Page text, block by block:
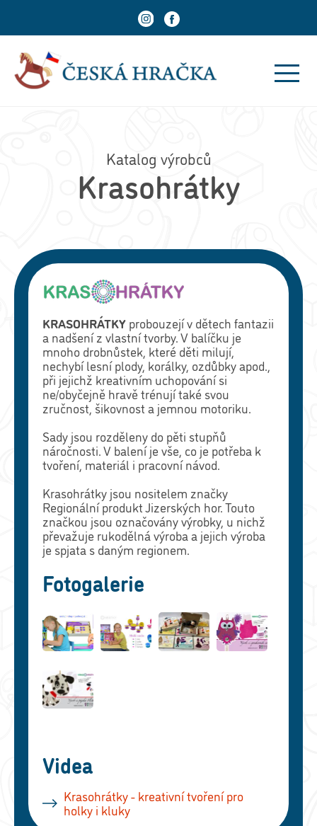
Katalog výrobců
Krasohrátky
KRASOHRÁTKY probouzejí v dětech fantazii
a nadšení z vlastní tvorby. V balíčku je
mnoho drobnůstek, které děti milují,
nechybí lesní plody, korálky, ozdůbky apod.,
při jejichž kreativním uchopování si
ne/obyčejně hravě trénují také svou
zručnost, šikovnost a jemnou motoriku.
Sady jsou rozděleny do pěti stupňů
náročnosti. V balení je vše, co je potřeba k
tvoření, materiál i pracovní návod.
Krasohrátky jsou nositelem značky
Regionální produkt Jizerských hor. Touto
značkou jsou označovány výrobky, u nichž
převažuje rukodělná výroba a jejich výroba
je spjata s daným regionem.
Fotogalerie
Videa
Krasohrátky - kreativní tvoření pro
holky i kluky